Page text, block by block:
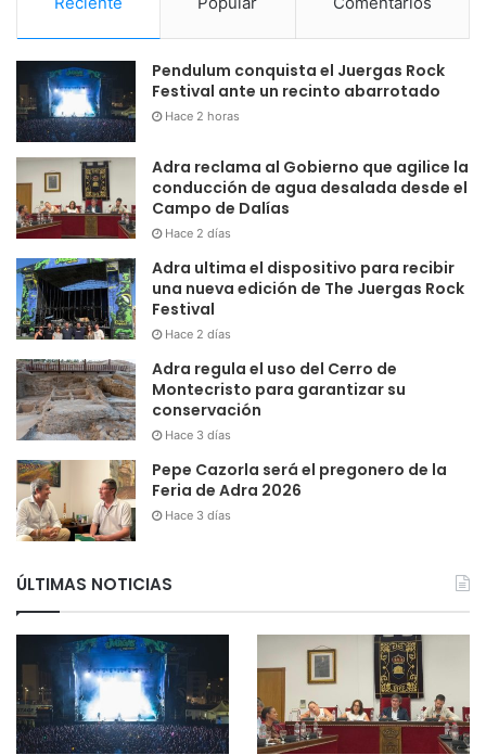
Pendulum conquista el Juergas Rock
Festival ante un recinto abarrotado
Hace 2 horas
Adra reclama al Gobierno que agilice la
conducción de agua desalada desde el
Campo de Dalías
Hace 2 días
Adra ultima el dispositivo para recibir
una nueva edición de The Juergas Rock
Festival
Hace 2 días
Adra regula el uso del Cerro de
Montecristo para garantizar su
conservación
Hace 3 días
Pepe Cazorla será el pregonero de la
Feria de Adra 2026
Hace 3 días
ÚLTIMAS NOTICIAS